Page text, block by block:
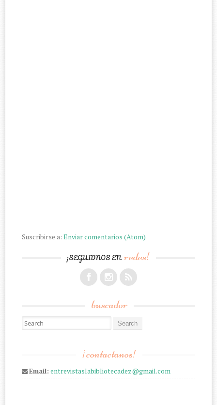
Suscribirse a:Enviar comentarios (Atom)
¡SEGUIDNOS ENredes!
buscador
Search for:
¡contactanos!
Email: entrevistaslabibliotecadez@gmail.com